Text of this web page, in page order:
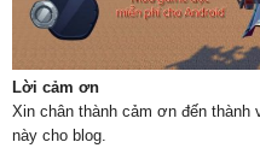
Lời cảm ơn
Xin chân thành cảm ơn đến thành
này cho blog.